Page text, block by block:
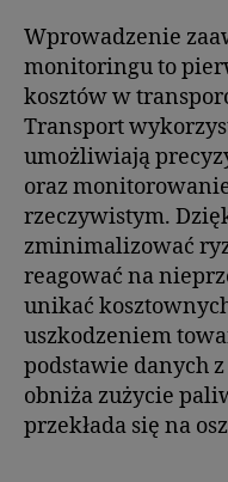
Wprowadzenie
monitoringu to
kosztów w
Transport
umożliwiają
oraz
rzeczywistym.
zminimalizować
reagować na
unikać
uszkodzeniem
podstawie danych
obniża zużycie
przekłada się na